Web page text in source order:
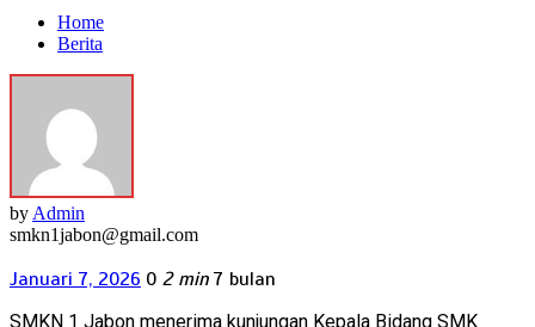
Home
Berita
by Admin
smkn1jabon@gmail.com
Januari 7, 2026 0 2 min 7 bulan
SMKN 1 Jabon menerima kunjungan Kepala Bidang SMK